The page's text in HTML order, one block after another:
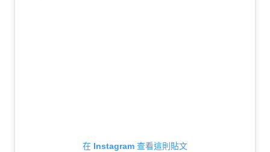
在 Instagram 查看這則貼文